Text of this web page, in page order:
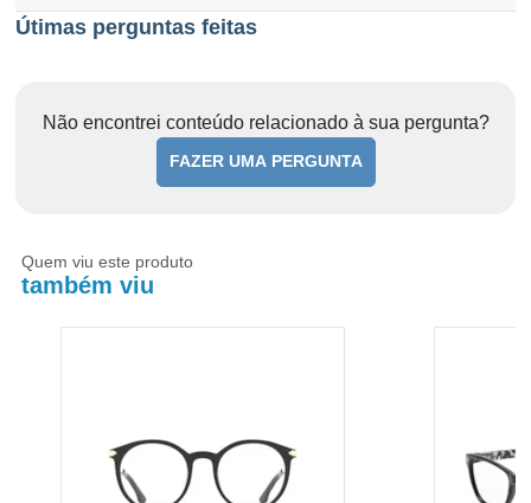
Útimas perguntas feitas
Não encontrei conteúdo relacionado à sua pergunta?
FAZER UMA PERGUNTA
Quem viu este produto
também viu